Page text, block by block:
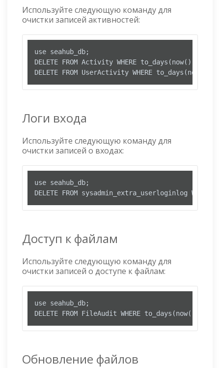
Используйте следующую команду для
очистки записей активностей:
use seahub_db;
DELETE FROM Activity WHERE to_days(now()) -
DELETE FROM UserActivity WHERE
Логи входа
Используйте следующую команду для
очистки записей о входах:
use seahub_db;
DELETE FROM sysadmin_extra_userloginlog
Доступ к файлам
Используйте следующую команду для
очистки записей о доступе к файлам:
use seahub_db;
DELETE FROM FileAudit WHERE to_days(now()) -
Обновление файлов